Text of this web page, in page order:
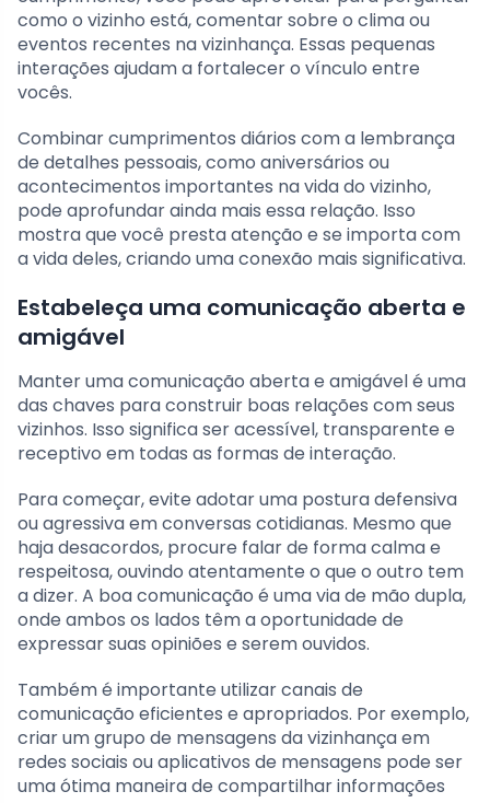
como o vizinho está, comentar sobre o clima ou
eventos recentes na vizinhança. Essas pequenas
interações ajudam a fortalecer o vínculo entre
vocês.
Combinar cumprimentos diários com a lembrança
de detalhes pessoais, como aniversários ou
acontecimentos importantes na vida do vizinho,
pode aprofundar ainda mais essa relação. Isso
mostra que você presta atenção e se importa com
a vida deles, criando uma conexão mais significativa.
Estabeleça uma comunicação aberta e
amigável
Manter uma comunicação aberta e amigável é uma
das chaves para construir boas relações com seus
vizinhos. Isso significa ser acessível, transparente e
receptivo em todas as formas de interação.
Para começar, evite adotar uma postura defensiva
ou agressiva em conversas cotidianas. Mesmo que
haja desacordos, procure falar de forma calma e
respeitosa, ouvindo atentamente o que o outro tem
a dizer. A boa comunicação é uma via de mão dupla,
onde ambos os lados têm a oportunidade de
expressar suas opiniões e serem ouvidos.
Também é importante utilizar canais de
comunicação eficientes e apropriados. Por exemplo,
criar um grupo de mensagens da vizinhança em
redes sociais ou aplicativos de mensagens pode ser
uma ótima maneira de compartilhar informações